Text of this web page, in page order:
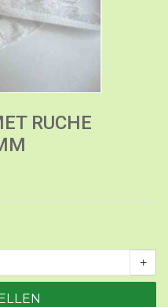
RUCHE
+